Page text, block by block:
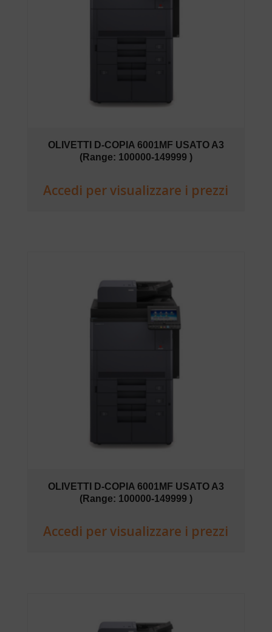
OLIVETTI D-COPIA 6001MF USATO A3
(Range: 100000-149999 )
Accedi per visualizzare i prezzi
OLIVETTI D-COPIA 6001MF USATO A3
(Range: 100000-149999 )
Accedi per visualizzare i prezzi